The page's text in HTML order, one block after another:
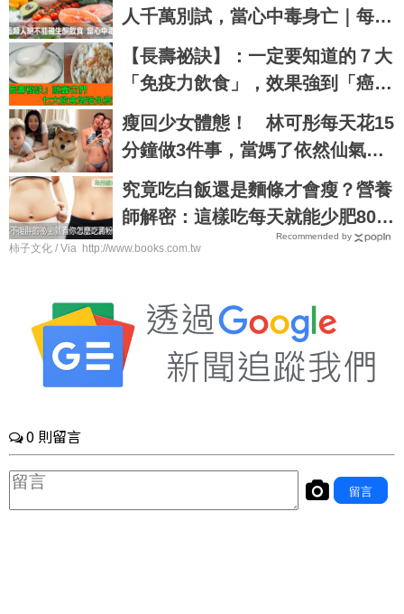
人千萬別試，當心中毒身亡｜每日
健康 Health
【長壽祕訣】：一定要知道的７大
「免疫力飲食」，效果強到「癌
症」、心臟病、糖尿病都怕！｜每
日健康Health
瘦回少女體態！ 林可彤每天花15
分鐘做3件事，當媽了依然仙氣不
減
究竟吃白飯還是麵條才會瘦？營養
師解密：這樣吃每天就能少肥800
大卡，再也不落入復胖陷阱｜每日
Recommended by
柿子文化 / Via http://www.books.com.tw